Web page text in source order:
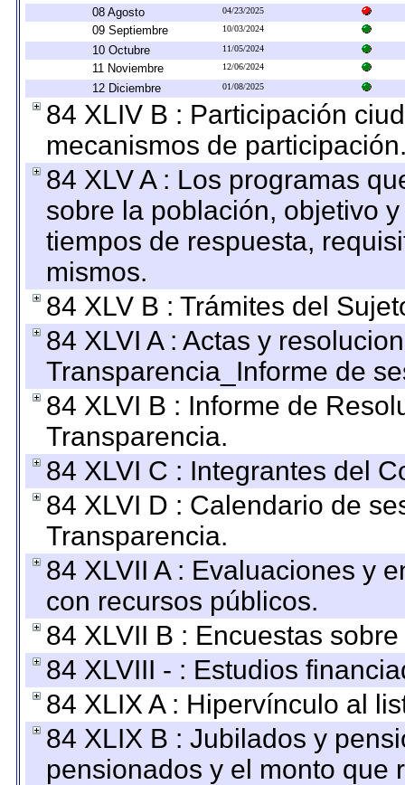
08 Agosto 04/23/2025
09 Septiembre 10/03/2024
10 Octubre 11/05/2024
11 Noviembre 12/06/2024
12 Diciembre 01/08/2025
84 XLIV B : Participación
mecanismos de
84 XLV A : Los programas
sobre la población, objetivo
tiempos de respuesta,
mismos.
84 XLV B : Trámites del
84 XLVI A : Actas y
Transparencia_Informe de
84 XLVI B : Informe de
Transparencia.
84 XLVI C : Integrantes del
84 XLVI D : Calendario de
Transparencia.
84 XLVII A : Evaluaciones y
con recursos públicos.
84 XLVII B : Encuestas
84 XLVIII - : Estudios
84 XLIX A : Hipervínculo al
84 XLIX B : Jubilados y
pensionados y el monto que